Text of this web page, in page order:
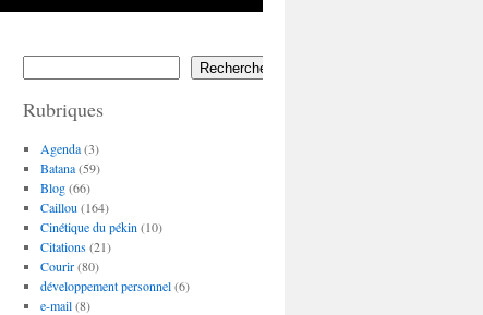
Rechercher
Rubriques
Agenda(3)
Batana(59)
Blog(66)
Caillou (164)
Cinétique du pékin (10)
Citations(21)
Courir(80)
développement personnel(6)
e-mail(8)